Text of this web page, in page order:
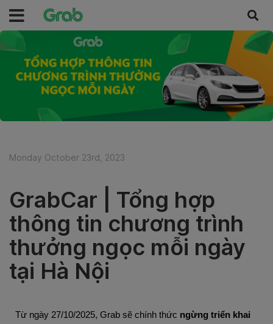
Monday October 23rd, 2023
GrabCar | Tổng hợp
thông tin chương trình
thưởng ngọc mỗi ngày
tại Hà Nội
Từ ngày 27/10/2025, Grab sẽ chính thức ngừng triển khai